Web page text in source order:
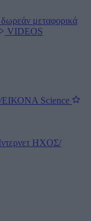
μεταφορικά
VIDEOS
Science
ΗΧΟΣ/